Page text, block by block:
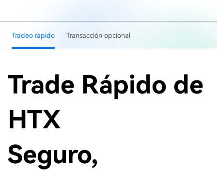
Tradeo rápido Transacción opcional
Trade Rápido de
HTX
Seguro,